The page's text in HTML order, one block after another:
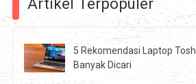
5 Rekomendasi Laptop
Banyak Dicari